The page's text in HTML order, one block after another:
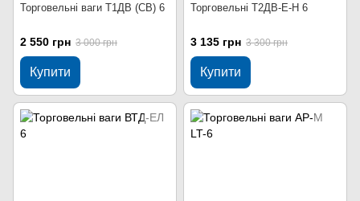
Торговельні ваги Т1ДВ (СВ) 6
2 550 грн 3 000 грн
Купити
Торговельні Т2ДВ-Е-Н 6
3 135 грн 3 300 грн
Купити